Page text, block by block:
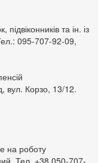
та ін. із
095-707-92-09,
вул. Корзо, 13/12.
на роботу